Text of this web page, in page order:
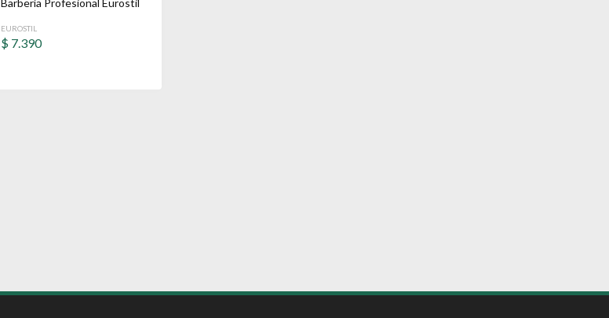
Barbería Profesional Eurostil
EUROSTIL
$ 7.390